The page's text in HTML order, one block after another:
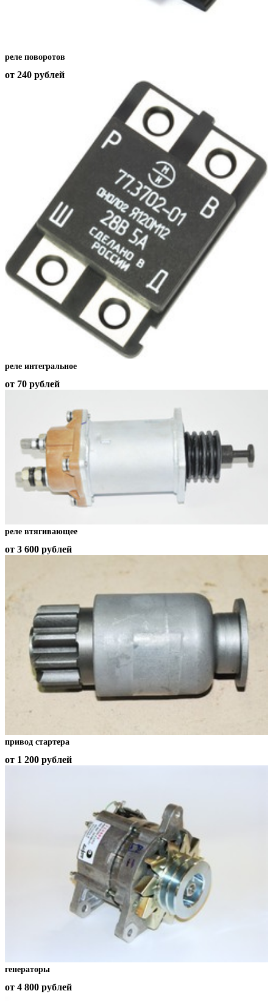
реле поворотов
от 240 рублей
реле интегральное
от 70 рублей
реле втягивающее
от 3 600 рублей
привод стартера
от 1 200 рублей
генераторы
от 4 800 рублей